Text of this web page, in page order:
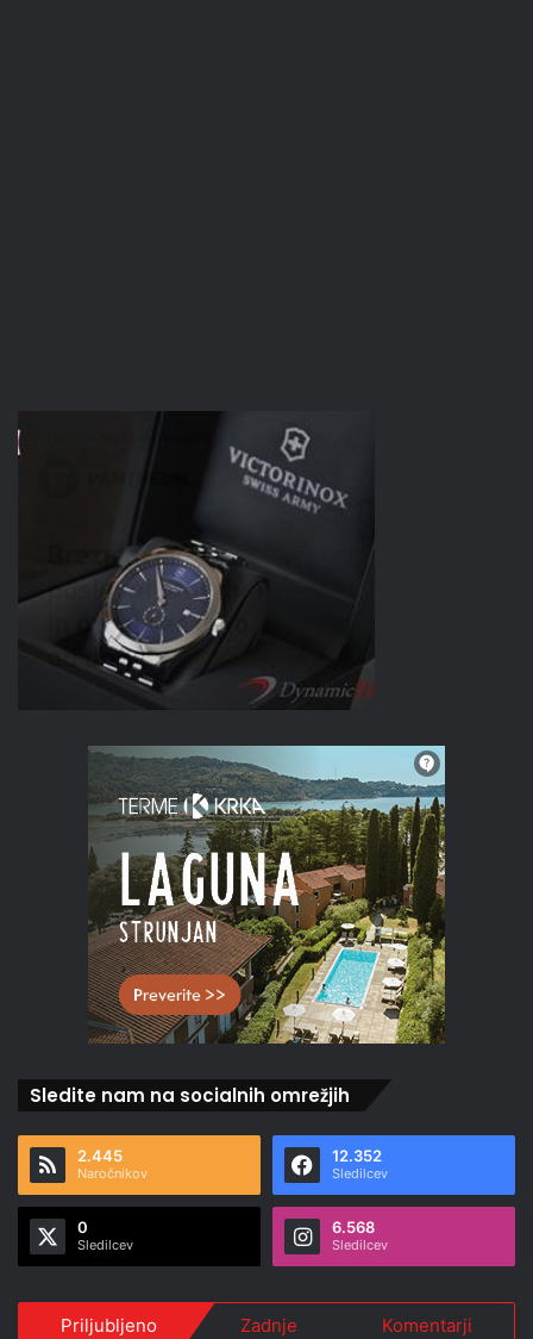
Sledite nam na socialnih omrežjih
2.445
Naročnikov
12.352
Sledilcev
0
Sledilcev
6.568
Sledilcev
Priljubljeno Zadnje Komentarji